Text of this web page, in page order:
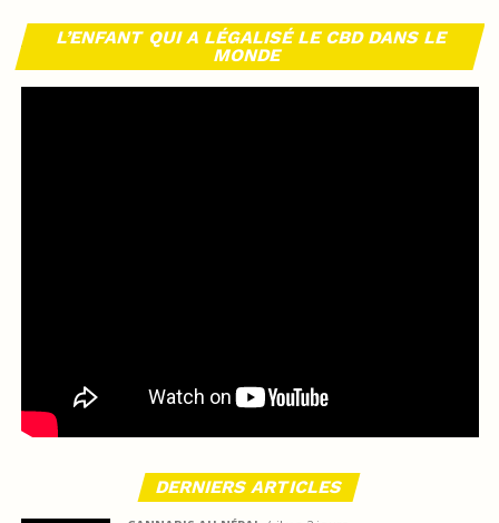
L’ENFANT QUI A LÉGALISÉ LE CBD DANS LE
MONDE
DERNIERS ARTICLES